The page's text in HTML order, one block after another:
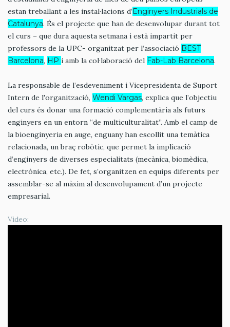
estan treballant a les instal·lacions d’Enginyers Industrials de
Catalunya. És el projecte que han de desenvolupar durant tot
el curs – que dura aquesta setmana i està impartit per
professors de la UPC- organitzat per l’associació BEST
Barcelona, HP i amb la col·laboració del Fab-Lab Barcelona.
La responsable de l’esdeveniment i Vicepresidenta de Suport
Intern de l'organització, Wendi Vargas, explica que l’objectiu
del curs és donar una formació complementària als futurs
enginyers en un entorn “de multiculturalitat”. Amb el camp de
la bioenginyeria en auge, enguany han escollit una temàtica
relacionada, un braç robòtic, que permet la implicació
d’enginyers de diverses especialitats (mecànica, biomèdica,
electrònica, etc.). De fet, s’organitzen en equips diferents per
assemblar-se al màxim al desenvolupament d’un projecte
empresarial.
Video